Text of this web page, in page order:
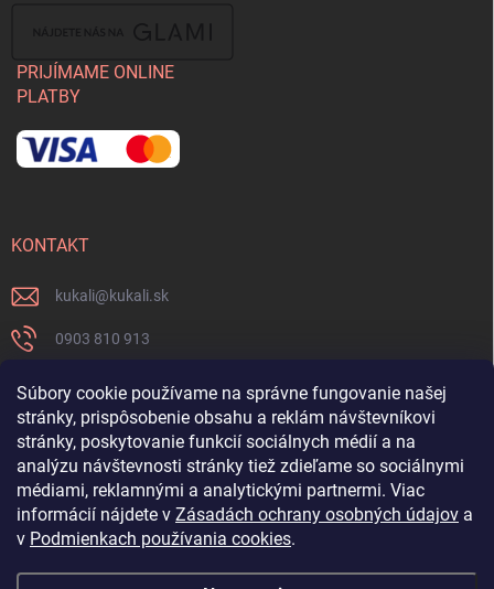
Súbory cookie používame na správne fungovanie našej
stránky, prispôsobenie obsahu a reklám návštevníkovi
stránky, poskytovanie funkcií sociálnych médií a na
analýzu návštevnosti stránky tiež zdieľame so sociálnymi
médiami, reklamnými a analytickými partnermi. Viac
informácií nájdete v Zásadách ochrany osobných údajov a
v Podmienkach používania cookies.
PRIJÍMAME ONLINE
PLATBY
KONTAKT
kukali@kukali.sk
0903 810 913
0903 810 913
Nenechajte si ujsť novinky a sledujte nás na FB
kukalishop